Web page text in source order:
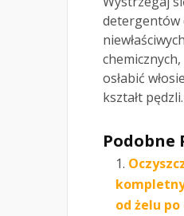
detergentów
osłabić
kształt pędzli.
Podobne
od żelu